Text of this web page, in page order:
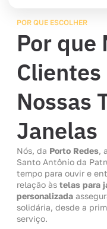
POR QUE ESCOLHER
Por que
Nossas
Janelas
Nós, da Porto Redes,
Santo Antônio da
tempo para ouvir e
relação às telas para
personalizada
solidária, desde a
serviço.